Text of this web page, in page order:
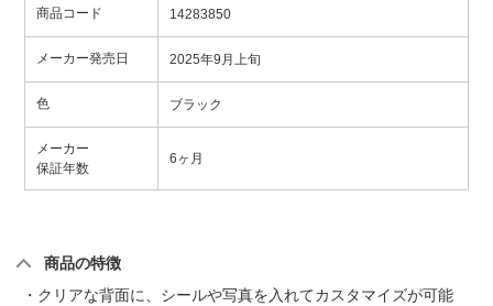
商品コード 14283850
メーカー発売日 2025年9月上旬
色 ブラック
メーカー
保証年数
6ヶ月
商品の特徴
・クリアな背面に、シールや写真を入れてカスタマイズが可能